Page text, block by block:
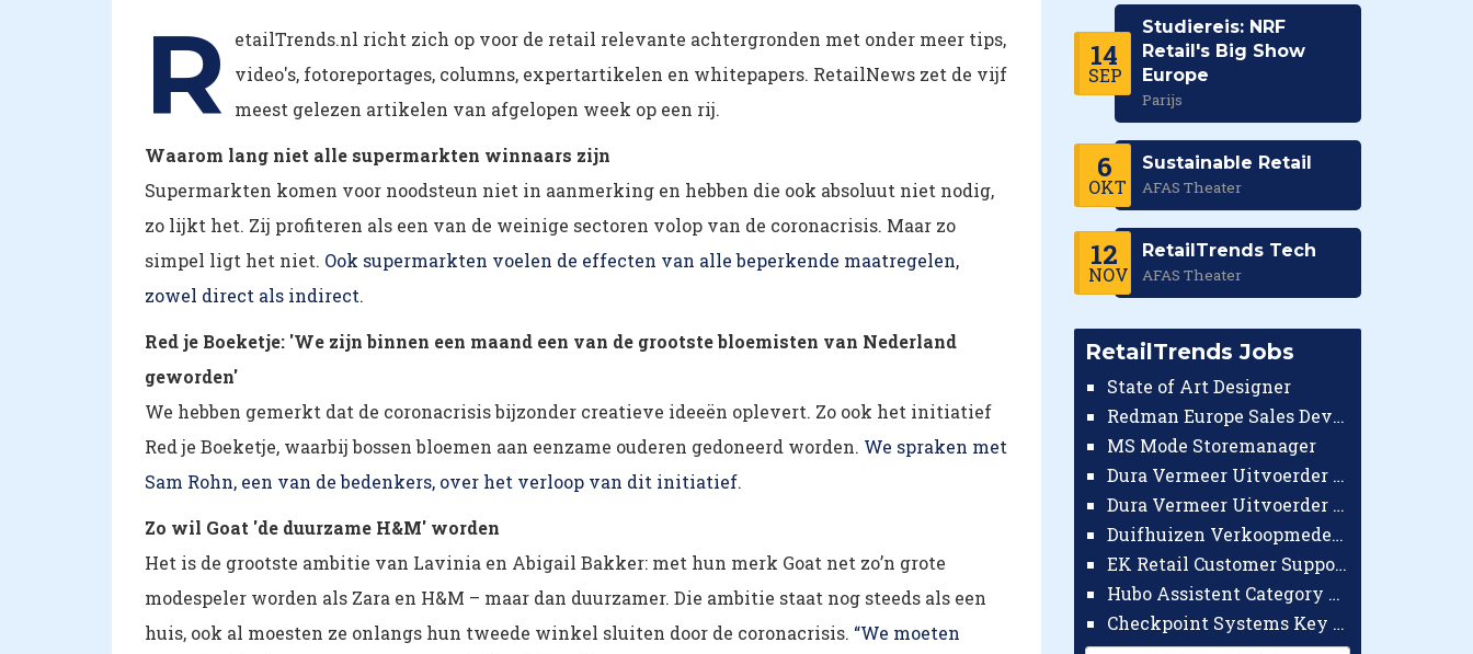
R
etailTrends.nl richt zich op voor de retail relevante achtergronden met onder meer tips,
video's, fotoreportages, columns, expertartikelen en whitepapers. RetailNews zet de vijf
meest gelezen artikelen van afgelopen week op een rij.
Waarom lang niet alle supermarkten winnaars zijn
Supermarkten komen voor noodsteun niet in aanmerking en hebben die ook absoluut niet nodig,
zo lijkt het. Zij profiteren als een van de weinige sectoren volop van de coronacrisis. Maar zo
simpel ligt het niet. Ook supermarkten voelen de effecten van alle beperkende maatregelen,
zowel direct als indirect.
Red je Boeketje: 'We zijn binnen een maand een van de grootste bloemisten van Nederland
geworden'
We hebben gemerkt dat de coronacrisis bijzonder creatieve ideeën oplevert. Zo ook het initiatief
Red je Boeketje, waarbij bossen bloemen aan eenzame ouderen gedoneerd worden. We spraken met
Sam Rohn, een van de bedenkers, over het verloop van dit initiatief.
Zo wil Goat 'de duurzame H&M' worden
Het is de grootste ambitie van Lavinia en Abigail Bakker: met hun merk Goat net zo’n grote
modespeler worden als Zara en H&M – maar dan duurzamer. Die ambitie staat nog steeds als een
huis, ook al moesten ze onlangs hun tweede winkel sluiten door de coronacrisis. “We moeten
14
SEP
Studiereis: NRF
Retail's Big Show
Europe
Parijs
6
OKT
Sustainable Retail
AFAS Theater
12
NOV
RetailTrends Tech
AFAS Theater
RetailTrends Jobs
State of Art Designer
Redman Europe Sales Developer (Europe)
MS Mode Storemanager
Dura Vermeer Uitvoerder GWW Amsterdam
Dura Vermeer Uitvoerder Civiel Nijmegen
Duifhuizen Verkoopmedewerker Ridderkerk
EK Retail Customer Support Omnichannel
Hubo Assistent Category Manager
Checkpoint Systems Key Accountmanager Benelux